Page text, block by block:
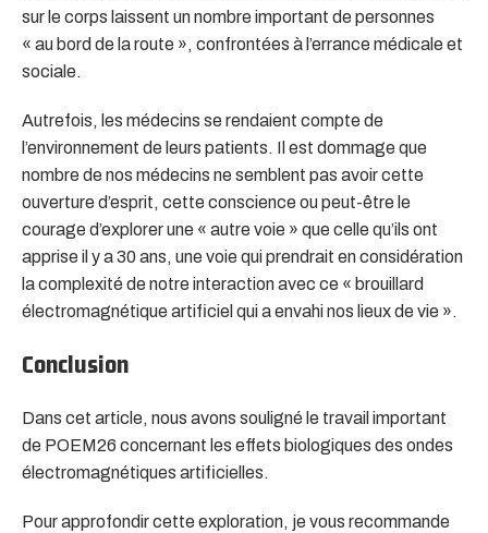
sur le corps laissent un nombre important de personnes
« au bord de la route », confrontées à l’errance médicale et
sociale.
Autrefois, les médecins se rendaient compte de
l’environnement de leurs patients. Il est dommage que
nombre de nos médecins ne semblent pas avoir cette
ouverture d’esprit, cette conscience ou peut-être le
courage d’explorer une « autre voie » que celle qu’ils ont
apprise il y a 30 ans, une voie qui prendrait en considération
la complexité de notre interaction avec ce « brouillard
électromagnétique artificiel qui a envahi nos lieux de vie ».
Conclusion
Dans cet article, nous avons souligné le travail important
de POEM26 concernant les effets biologiques des ondes
électromagnétiques artificielles.
Pour approfondir cette exploration, je vous recommande